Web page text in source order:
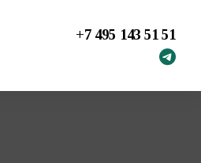
+7 495 143 51 51